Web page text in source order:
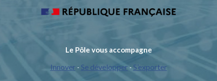
Le Pôle vous accompagne
Innover - Se développer- S’exporter